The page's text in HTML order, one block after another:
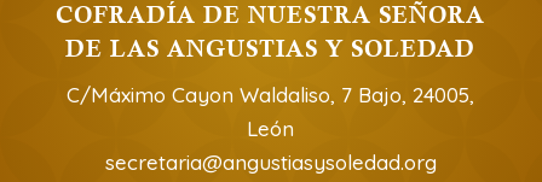
COFRADÍA DE NUESTRA SEÑORA
DE LAS ANGUSTIAS Y SOLEDAD
C/Máximo Cayon Waldaliso, 7 Bajo, 24005,
León
secretaria@angustiasysoledad.org